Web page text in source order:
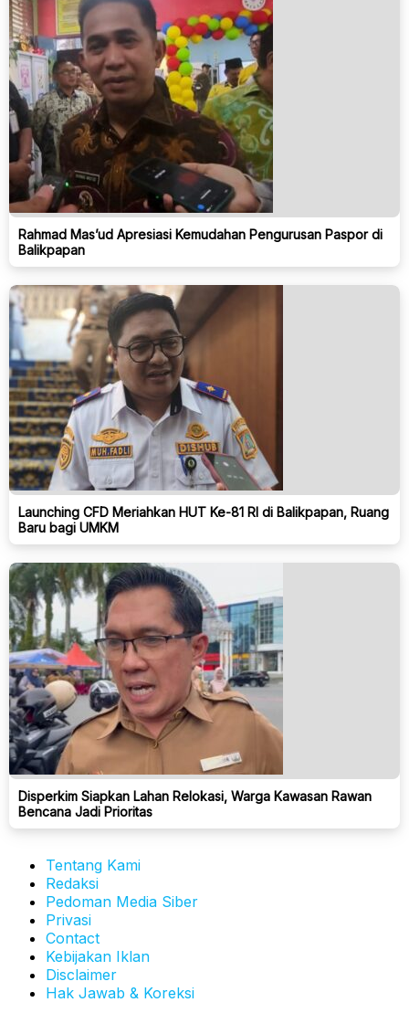
Rahmad Mas’ud Apresiasi Kemudahan Pengurusan Paspor di
Balikpapan
Launching CFD Meriahkan HUT Ke-81 RI di Balikpapan, Ruang
Baru bagi UMKM
Disperkim Siapkan Lahan Relokasi, Warga Kawasan Rawan
Bencana Jadi Prioritas
Tentang Kami
Redaksi
Pedoman Media Siber
Privasi
Contact
Kebijakan Iklan
Disclaimer
Hak Jawab & Koreksi